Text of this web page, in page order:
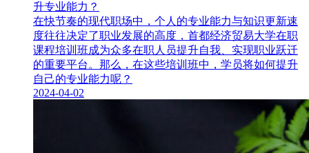
升专业能力？
在快节奏的现代职场中，个人的专业能力与知识更新速
度往往决定了职业发展的高度，首都经济贸易大学在职
课程培训班​成为众多在职人员提升自我、实现职业跃迁
的重要平台。那么，在这些培训班中，学员将如何提升
自己的专业能力呢？
2024-04-02